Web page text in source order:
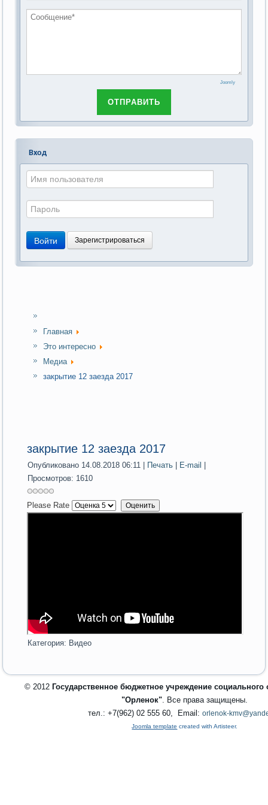
Joomly
ОТПРАВИТЬ
Вход
Войти Зарегистрироваться
Главная
Это интересно
Медиа
закрытие 12 заезда 2017
закрытие 12 заезда 2017
Опубликовано 14.08.2018 06:11 Печать E-mail
Просмотров: 1610
Please Rate
Категория: Видео
© 2012 Государственное бюджетное учреждение
"Орленок". Все права защищены.
тел.: +7(962) 02 555 60, Email: orlenok-
Joomla template created with Artisteer.